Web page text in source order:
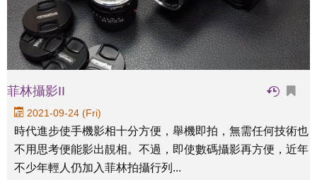
菲林攝影II
2021-09-24 (Fri)
時代進步使手機影相十分方便，舉機即拍，無需任何技術也
不用思考便能影出靚相。不過，即使數碼攝影再方便，近年
不少年輕人仍加入菲林拍攝行列...